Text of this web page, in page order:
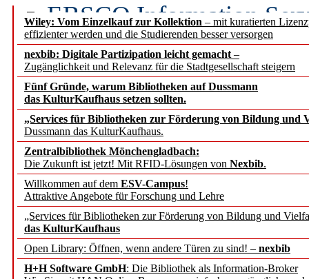
Wiley: Vom Einzelkauf zur Kollektion – mit kuratierten
effizienter werden und die Studierenden besser versorgen
nexbib: Digitale Partizipation leicht gemacht –
Zugänglichkeit und Relevanz für die Stadtgesellschaft steigern
Fünf Gründe, warum Bibliotheken auf Dussmann
das KulturKaufhaus setzen sollten.
„Services für Bibliotheken zur Förderung von Bildung und
Dussmann das KulturKaufhaus.
Zentralbibliothek Mönchengladbach:
Die Zukunft ist jetzt! Mit RFID-Lösungen von Nexbib.
Willkommen auf dem ESV-Campus!
Attraktive Angebote für Forschung und Lehre
„Services für Bibliotheken zur Förderung von Bildung und
das KulturKaufhaus
Open Library: Öffnen, wenn andere Türen zu sind! – nexbib
H+H Software GmbH: Die Bibliothek als Information-Broker
EBSCO Information
Recherchefunktionen in
Sorbisches Institut neu
Geschichte und
Künstliche Intelligenz
besser zu verstehen
„Leitbegriffe der
des BIÖG erscheinen